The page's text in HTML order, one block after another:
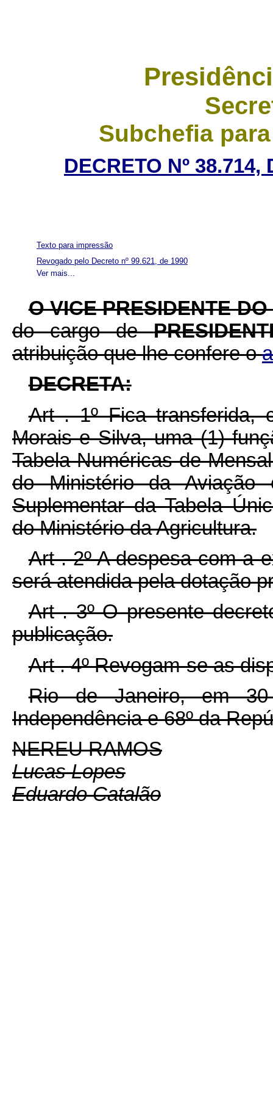
Subchefia
DECRETO Nº
Ver mais...
Texto para impressão
Revogado pelo Decreto nº 99.621, de 1990
O VICE PRESIDENTE
do cargo de
atribuição que lhe confere o
DECRETA:
Art . 1º Fica transferida,
Morais e Silva, uma (1)
Tabela Numéricas de
do Ministério da
Suplementar da Tabela
do Ministério da Agricultura.
Art . 2º A despesa com a
será atendida pela dotação
Art . 3º O presente
publicação.
Art . 4º Revogam-se as
Rio de Janeiro, em
Independência e 68º da
NEREU RAMOS
Lucas Lopes
Eduardo Catalão